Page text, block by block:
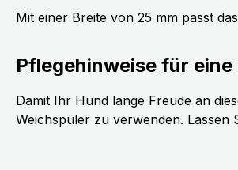
Mit einer Breite von 25 mm passt
Pflegehinweise für
Damit Ihr Hund lange Freude an
Weichspüler zu verwenden. Lassen